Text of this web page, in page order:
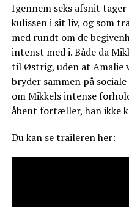
Igennem seks afsnit
kulissen i sit liv, og som
med rundt om de
intenst med i. Både da
til Østrig, uden at Amalie
bryder sammen på
om Mikkels intense
åbent fortæller, han ikke
Du kan se traileren her: